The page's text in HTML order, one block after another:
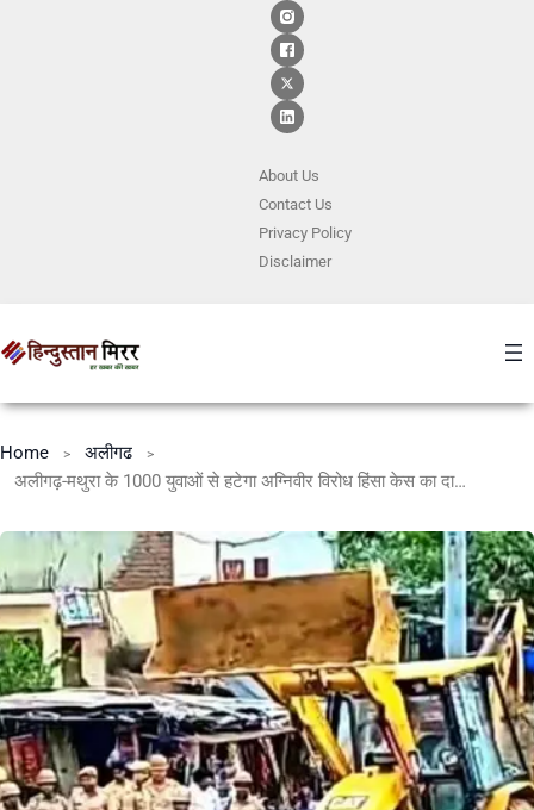
About Us
ContactUs
Privacy Policy
Disclaimer
Home
अलीगढ
अलीगढ़-मथुरा के 1000 युवाओं से हटेगा अग्निवीर विरोध हिंसा केस का दाग, शासन ने मांगी रिपोर्ट